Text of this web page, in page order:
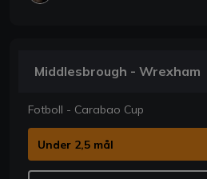
Middlesbrough - Wrexham
Fotboll - Carabao Cup
Under 2,5 mål